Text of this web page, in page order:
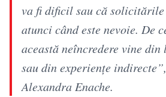
va fi dificil sau că
atunci când este nevoie. De
această neîncredere vine
sau din experiențe
Alexandra Enache.